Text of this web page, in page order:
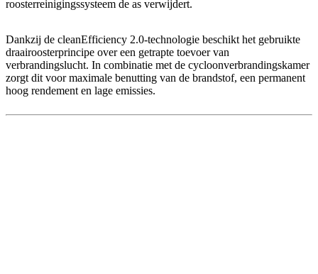
roosterreinigingssysteem de as verwijdert.
Dankzij de cleanEfficiency 2.0-technologie beschikt het gebruikte
draairoosterprincipe over een getrapte toevoer van
verbrandingslucht. In combinatie met de cycloonverbrandingskamer
zorgt dit voor maximale benutting van de brandstof, een permanent
hoog rendement en lage emissies.